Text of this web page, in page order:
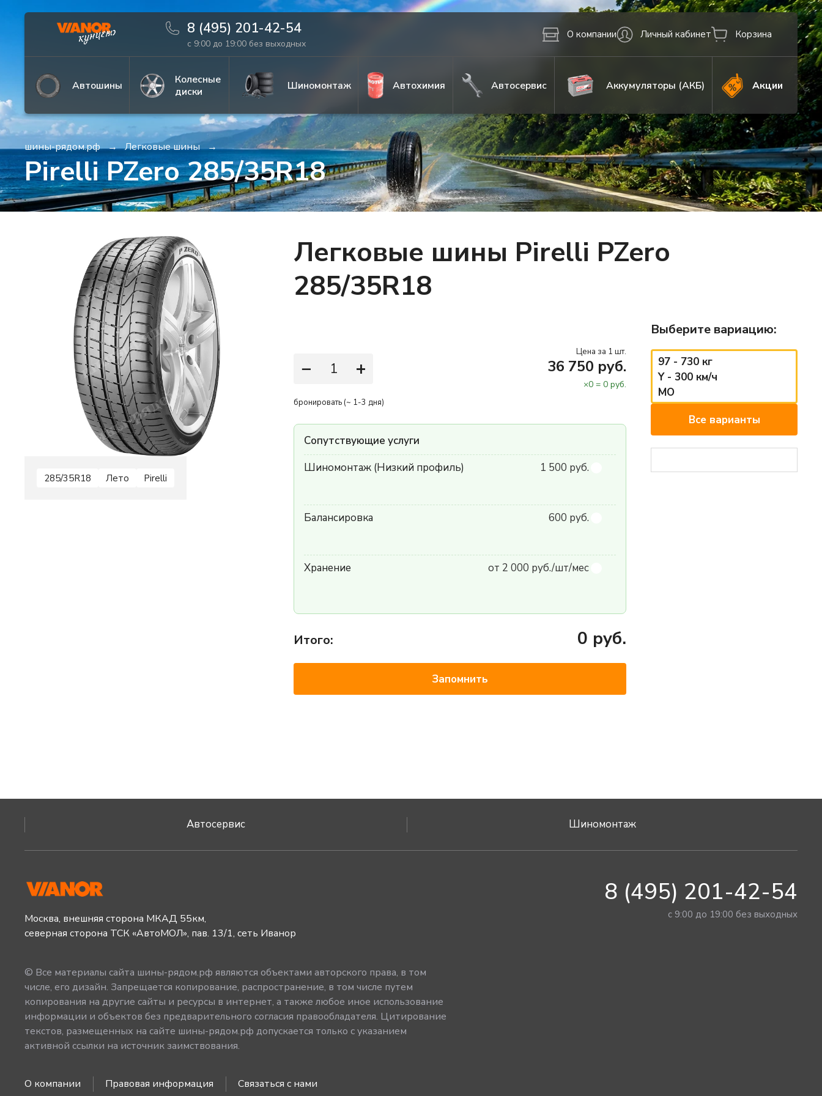
8 (495) 201-42-54
с 9:00 до 19:00 без выходных
О компании Личный кабинет Корзина
Автошины
Колесные
диски
Шиномонтаж Автохимия Автосервис Аккумуляторы (АКБ) Акции
шины-рядом.рф Легковые шины
Pirelli PZero 285/35R18
285/35R18 Лето Pirelli
Легковые шины Pirelli PZero
285/35R18
− +
Цена за 1 шт.
36 750 руб.
×0 = 0 руб.
бронировать (~ 1-3 дня)
Сопутствующие услуги
Шиномонтаж (Низкий профиль)
1 500 руб.
Балансировка 600 руб.
Хранение от 2 000 руб./шт/мес
Итого: 0 руб.
Запомнить
Выберите вариацию:
97 - 730 кг
Y - 300 км/ч
MO
Все варианты
Автосервис Шиномонтаж
Москва, внешняя сторона МКАД 55км,
северная сторона ТСК «АвтоМОЛ», пав. 13/1, сеть Иванор
8 (495) 201-42-54
с 9:00 до 19:00 без выходных
© Все материалы сайта шины-рядом.рф являются объектами авторского права, в том
числе, его дизайн. Запрещается копирование, распространение, в том числе путем
копирования на другие сайты и ресурсы в интернет, а также любое иное использование
информации и объектов без предварительного согласия правообладателя. Цитирование
текстов, размещенных на сайте шины-рядом.рф допускается только с указанием
активной ссылки на источник заимствования.
О компании Правовая информация Связаться с нами
Информация Фото товара